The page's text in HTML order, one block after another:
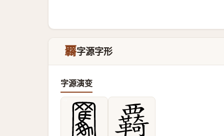
覉字源字形
字源演变